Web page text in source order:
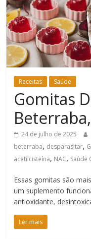
Estar
Receitas Saúde
Gomitas
24 de julho de 2025
beterraba, desparasitar,
acetilcisteína, NAC, Saúde
Essas gomitas são
um suplemento
antioxidante,
Ler mais